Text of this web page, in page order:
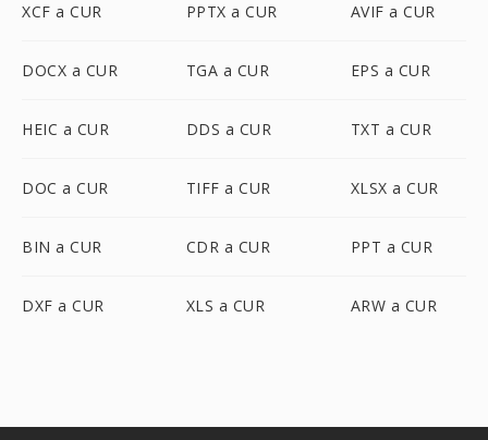
XCF a CUR PPTX a CUR AVIF a CUR
DOCX a CUR TGA a CUR EPS a CUR
HEIC a CUR DDS a CUR TXT a CUR
DOC a CUR TIFF a CUR XLSX a CUR
BIN a CUR CDR a CUR PPT a CUR
DXF a CUR XLS a CUR ARW a CUR